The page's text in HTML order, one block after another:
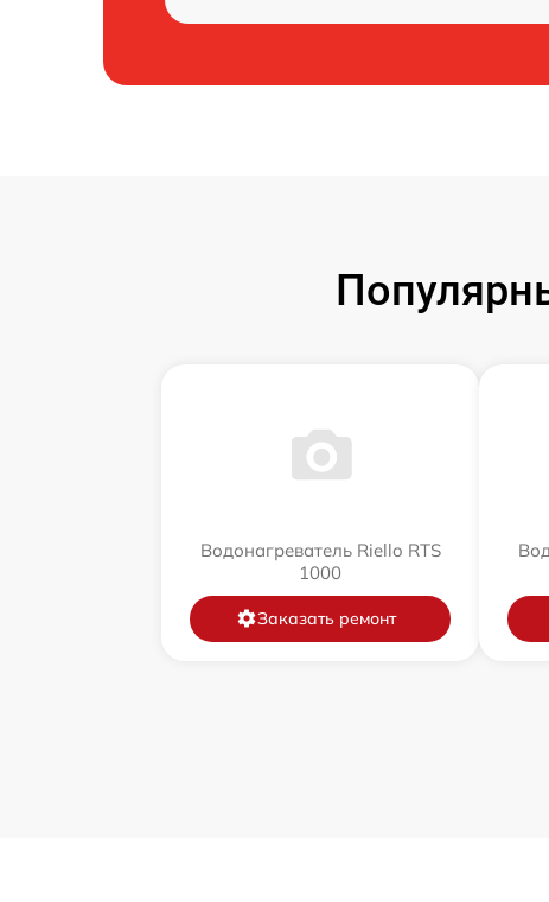
Водонагреватель Riello RTS
1000
Заказать ремонт